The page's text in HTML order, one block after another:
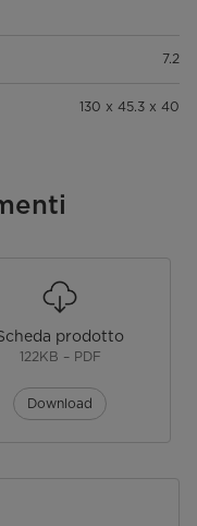
7.2
130 x 45.3 x 40
prodotto
122KB – PDF
Download